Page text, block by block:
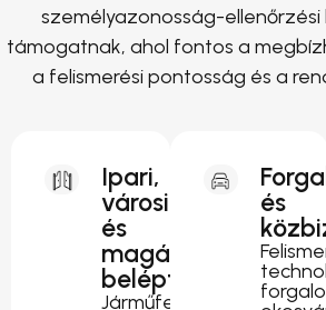
személyazonosság-
támogatnak, ahol fontos a
a felismerési pontosság és a
Ipari,
városi
és
magánterületi
beléptetés
Járműfelismerés
és